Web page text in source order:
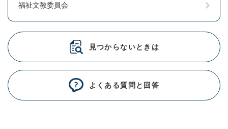
福祉文教委員会
見つからないときは
よくある質問と回答